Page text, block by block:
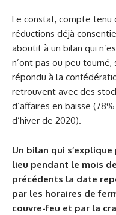
Le constat, compte tenu
réductions déjà
aboutit à un bilan qui
n’ont pas ou peu
répondu à la
retrouvent avec des
d’affaires en baisse
d’hiver de 2020).
Un bilan qui
lieu pendant le mois
précédents la date
par les horaires de
couvre-feu et par la